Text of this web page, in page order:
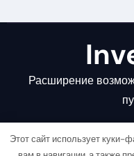
Расширение
Этот сайт использует куки-